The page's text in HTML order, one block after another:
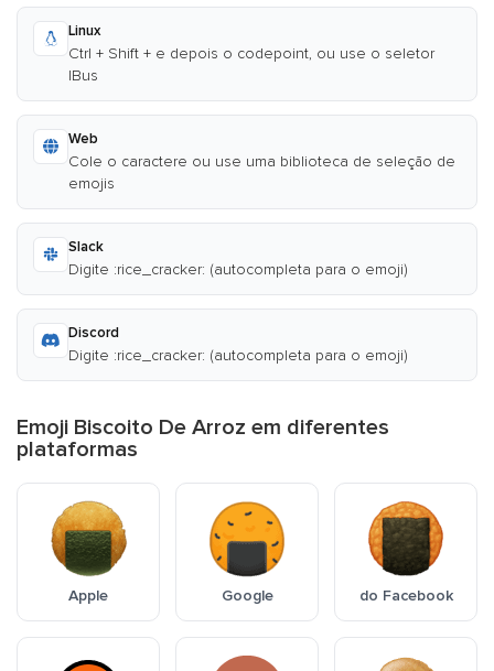
Linux
Ctrl + Shift + e depois o codepoint, ou use o seletor
IBus
Web
Cole o caractere ou use uma biblioteca de seleção de
emojis
Slack
Digite :rice_cracker: (autocompleta para o emoji)
Discord
Digite :rice_cracker: (autocompleta para o emoji)
Emoji Biscoito De Arroz em diferentes
plataformas
Apple Google do Facebook